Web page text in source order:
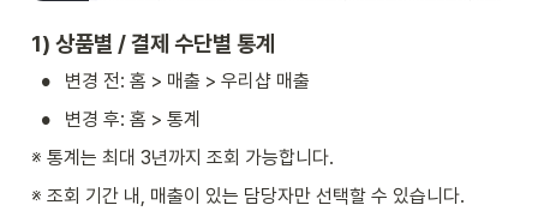
1) 상품별 / 결제 수단별 통계
• 변경 전: 홈 > 매출 > 우리샵 매출
•
변경 후: 홈 > 통계
※ 통계는 최대 3년까지 조회 가능합니다.
※ 조회 기간 내, 매출이 있는 담당자만 선택할 수 있습니다.